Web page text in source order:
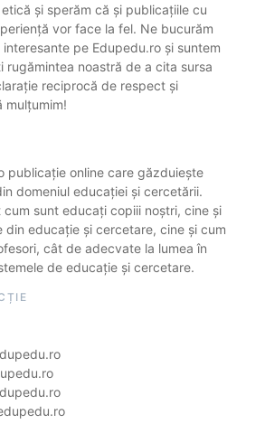
și sperăm că și publicațiile cu
vor face la fel. Ne bucurăm
pe Edupedu.ro și suntem
rugămintea noastră de a cita sursa
reciprocă de respect și
mulțumim!
publicație online care găzduiește
domeniul educației și cercetării.
cum sunt educați copiii noștri, cine și
din educație și cercetare, cine și cum
cât de adecvate la lumea în
de educație și cercetare.